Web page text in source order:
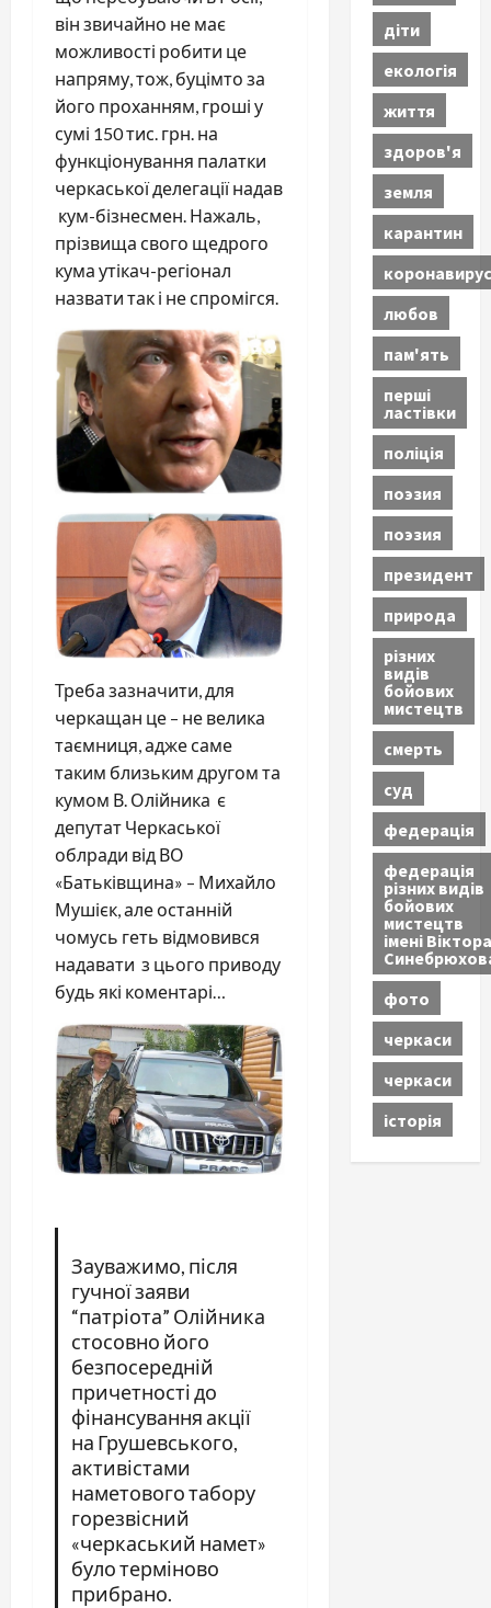
він звичайно не має
можливості робити це
напряму, тож, буцімто за
його проханням, гроші у
сумі 150 тис. грн. на
функціонування палатки
черкаської делегації надав
кум-бізнесмен. Нажаль,
прізвища свого щедрого
кума утікач-регіонал
назвати так і не спромігся.
Треба зазначити, для
черкащан це – не велика
таємниця, адже саме
таким близьким другом та
кумом В. Олійника є
депутат Черкаської
облради від ВО
«Батьківщина» – Михайло
Мушієк, але останній
чомусь геть відмовився
надавати з цього приводу
будь які коментарі…
Зауважимо, після
гучної заяви
“патріота” Олійника
стосовно його
безпосередній
причетності до
фінансування акції
на Грушевського,
активістами
наметового табору
горезвісний
«черкаський намет»
було терміново
прибрано.
діти
екологія
життя
здоров'я
земля
карантин
коронавирус
любов
пам'ять
перші
ластівки
поліція
поэзия
поэзия
президент
природа
різних
видів
бойових
мистецтв
смерть
суд
федерація
федерація
різних видів
бойових
мистецтв
імені Віктора
фото
черкаси
черкаси
історія